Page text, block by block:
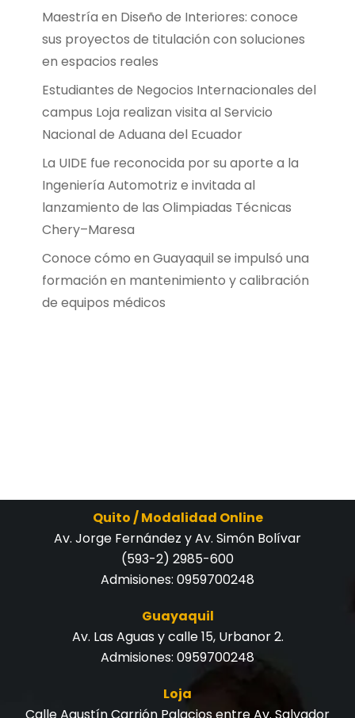
Maestría en Diseño de Interiores: conoce
sus proyectos de titulación con soluciones
en espacios reales
Estudiantes de Negocios Internacionales del
campus Loja realizan visita al Servicio
Nacional de Aduana del Ecuador
La UIDE fue reconocida por su aporte a la
Ingeniería Automotriz e invitada al
lanzamiento de las Olimpiadas Técnicas
Chery–Maresa
Conoce cómo en Guayaquil se impulsó una
formación en mantenimiento y calibración
de equipos médicos
Quito / Modalidad Online
Av. Jorge Fernández y Av. Simón Bolívar
(593-2) 2985-600
Admisiones: 0959700248
Guayaquil
Av. Las Aguas y calle 15, Urbanor 2.
Admisiones: 0959700248
Loja